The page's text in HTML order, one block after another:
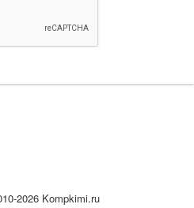
2026 Kompkimi.ru